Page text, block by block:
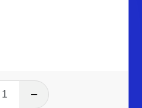
quantité